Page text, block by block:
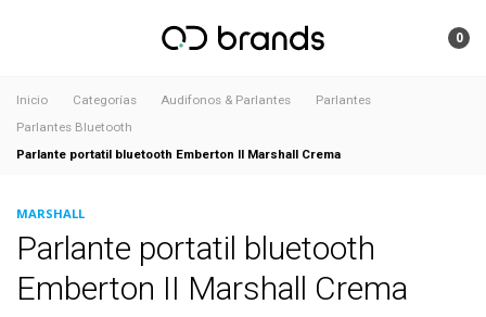
0
Inicio Categorías Audifonos & Parlantes
Parlantes
Parlantes Bluetooth
Parlante portatil bluetooth Emberton II Marshall Crema
MARSHALL
Parlante portatil bluetooth
Emberton II Marshall Crema